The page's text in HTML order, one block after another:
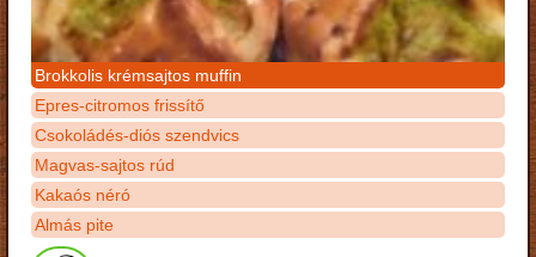
Brokkolis krémsajtos muffin
Epres-citromos frissítő
Csokoládés-diós szendvics
Magvas-sajtos rúd
Kakaós néró
Almás pite